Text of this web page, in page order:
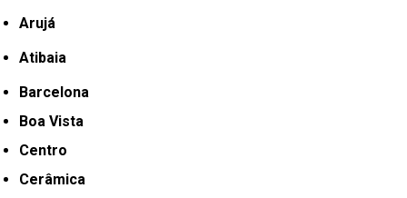
Arujá
Atibaia
Barcelona
Boa Vista
Centro
Cerâmica